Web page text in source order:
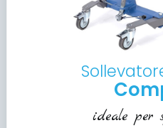
ideale per